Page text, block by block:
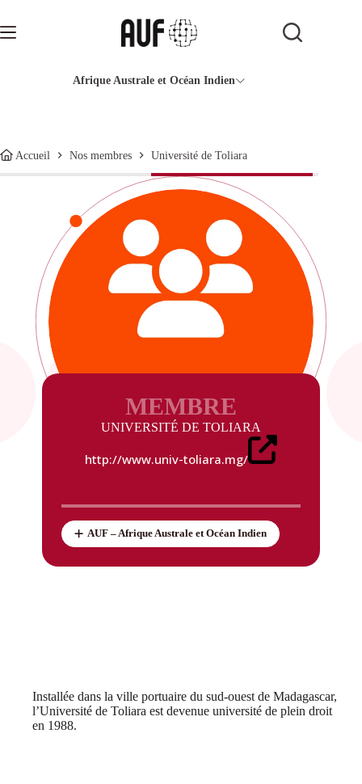
contenu
Afrique Australe et Océan Indien
Accueil Nos membres Université de Toliara
MEMBRE
UNIVERSITÉ DE TOLIARA
http://www.univ-toliara.mg/
AUF – Afrique Australe et Océan Indien
Installée dans la ville portuaire du sud-ouest de Madagascar,
l’Université de Toliara est devenue université de plein droit
en 1988.